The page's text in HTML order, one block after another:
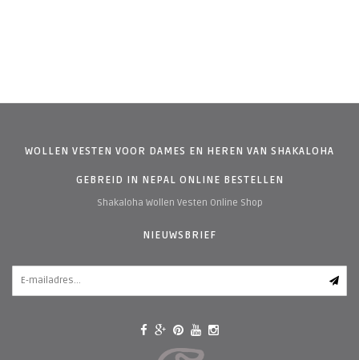
WOLLEN VESTEN VOOR DAMES EN HEREN VAN SHAKALOHA
GEBREID IN NEPAL ONLINE BESTELLEN
Shakaloha Wollen Vesten Online Shop
NIEUWSBRIEF